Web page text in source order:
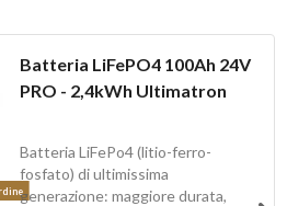
Batteria LiFePO4 100Ah 24V
PRO - 2,4kWh Ultimatron
Batteria LiFePo4 (litio-ferro-
fosfato) di ultimissima
generazione: maggiore durata,